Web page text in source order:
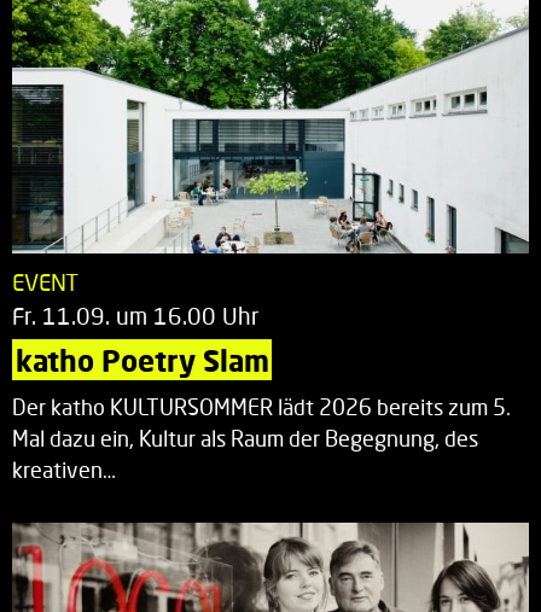
EVENT
Fr. 11.09. um 16.00 Uhr
katho Poetry Slam
Der katho KULTURSOMMER lädt 2026 bereits zum 5.
Mal dazu ein, Kultur als Raum der Begegnung, des
kreativen…